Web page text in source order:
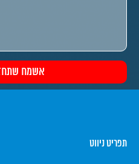
תפריט ניווט